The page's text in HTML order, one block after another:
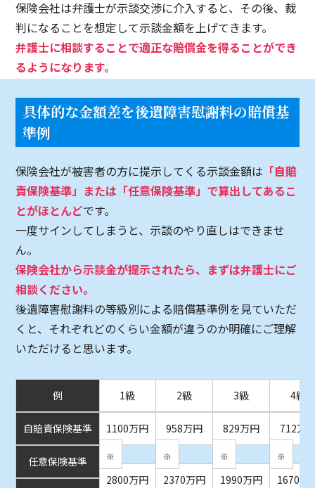
【福岡県糸島市】丁寧なご説明、ありがとうございました。
福岡県春日市
福岡市東区
【福岡市東区】交通事故損害賠償請求に対して、大変お世話になりました。
佐賀県佐賀市
【佐賀県佐賀市】とても親身になって対応していただいたので安心して相談できました。
福岡市城南区
【福岡市城南区】迅速に対応して頂きとても助かりました。
保険会社は弁護士が示談交渉に介入すると、その後、裁
判になることを想定して示談金額を上げてきます。
弁護士に相談することで適正な賠償金を得ることができ
るようになります。
具体的な金額差を後遺障害慰謝料の賠償基
準例
保険会社が被害者の方に提示してくる示談金額は 「自賠
責保険基準」または「任意保険基準」で算出してあるこ
とがほとんどです。
一度サインしてしまうと、示談のやり直しはできませ
ん。
保険会社から示談金が提示されたら、まずは弁護士にご
相談ください。
後遺障害慰謝料の等級別による賠償基準例を見ていただ
くと、それぞれどのくらい金額が違うのか明確にご理解
いただけると思います。
例
自賠責保険基準
任意保険基準
1級
1100万円
※
2800万円
2級
958万円
※
2370万円
3級
829万円
※
1990万円
4級
712万
※
1670万